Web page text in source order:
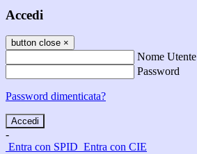
Accedi
button close ×
Nome Utente
Password
Password dimenticata?
-
Entra con SPID Entra con CIE